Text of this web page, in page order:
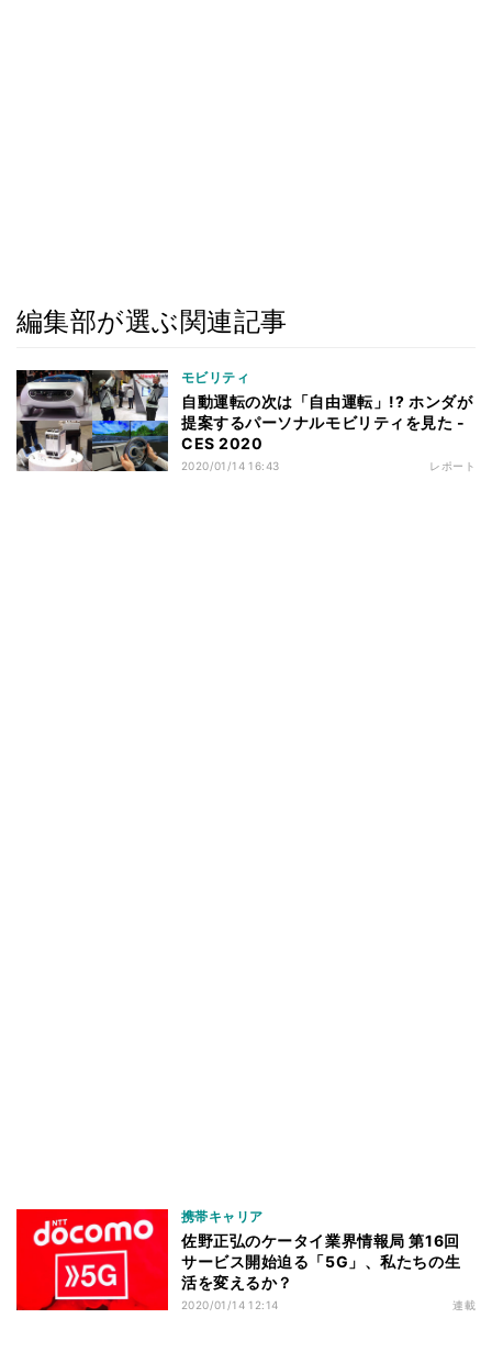
編集部が選ぶ関連記事
モビリティ
自動運転の次は「自由運転」!? ホンダが
提案するパーソナルモビリティを見た -
CES 2020
2020/01/14 16:43 レポート
携帯キャリア
佐野正弘のケータイ業界情報局 第16回
サービス開始迫る「5G」、私たちの生
活を変えるか？
2020/01/14 12:14 連載